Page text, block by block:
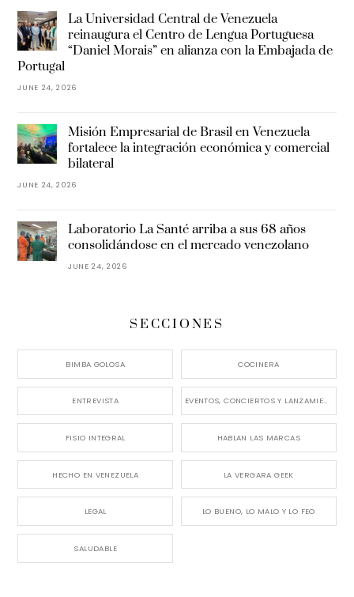
La Universidad Central de Venezuela
reinaugura el Centro de Lengua Portuguesa
“Daniel Morais” en alianza con la Embajada de
Portugal
JUNE 24, 2026
Misión Empresarial de Brasil en Venezuela
fortalece la integración económica y comercial
bilateral
JUNE 24, 2026
Laboratorio La Santé arriba a sus 68 años
consolidándose en el mercado venezolano
JUNE 24, 2026
SECCIONES
BIMBA GOLOSA COCINERA
ENTREVISTA EVENTOS, CONCIERTOS Y LANZAMIENTOS
FISIO INTEGRAL HABLAN LAS MARCAS
HECHO EN VENEZUELA LA VERGARA GEEK
LEGAL LO BUENO, LO MALO Y LO FEO
SALUDABLE